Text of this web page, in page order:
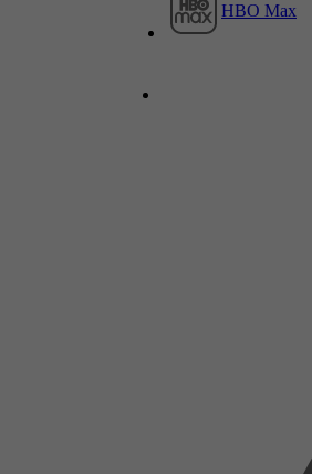
HBO Max